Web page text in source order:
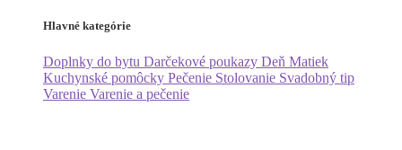
Hlavné kategórie
Doplnky do bytu Darčekové poukazy Deň Matiek
Kuchynské pomôcky Pečenie Stolovanie Svadobný tip
Varenie Varenie a pečenie